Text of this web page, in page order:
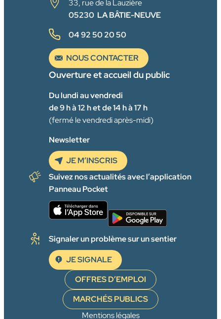
33, rue de la Lauzière
05230 LA BÂTIE-NEUVE
04 92 50 20 50
NOUS CONTACTER
Ouverture et accueil du public
Du lundi au vendredi
de 9 h à 12 h et de 14 h à 17 h
(fermé le vendredi après-midi)
Newsletter
JE M’INSCRIS
Suivez nos actualités avec l’application
Panneau Pocket
Signaler un problème sur un sentier
JE SIGNALE
OFFRES D’EMPLOI
MARCHÉS PUBLICS
Mentions légales